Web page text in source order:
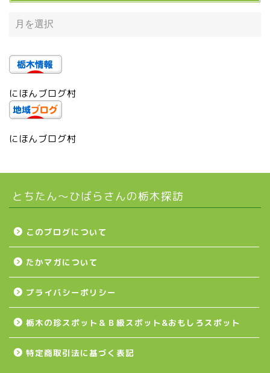
にほんブログ村
にほんブログ村
とちたん〜ひばらさんの栃木探訪
このブログについて
たかマガについて
プライバシーポリシー
栃木の珍スポット＆Ｂ級スポット&おもしろスポット
特定商取引法に基づく表記